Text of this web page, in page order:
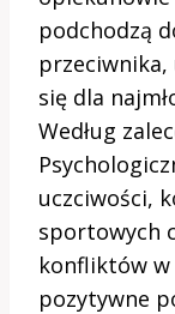
podchodzą
przeciwnika,
się dla
Według
uczciwości,
sportowych
konfliktów w
pozytywne